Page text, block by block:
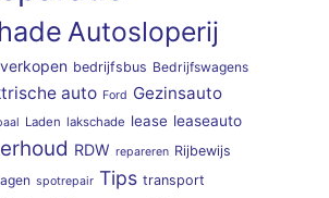
Autosloperij
bedrijfsbus Bedrijfswagens
auto Ford Gezinsauto
Laden lakschade lease leaseauto
RDW repareren Rijbewijs
spotrepair Tips transport